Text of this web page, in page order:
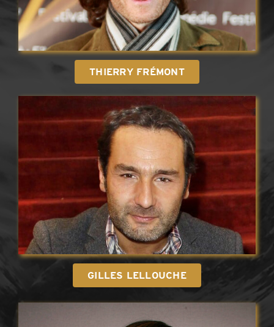
THIERRY FRÉMONT
GILLES LELLOUCHE